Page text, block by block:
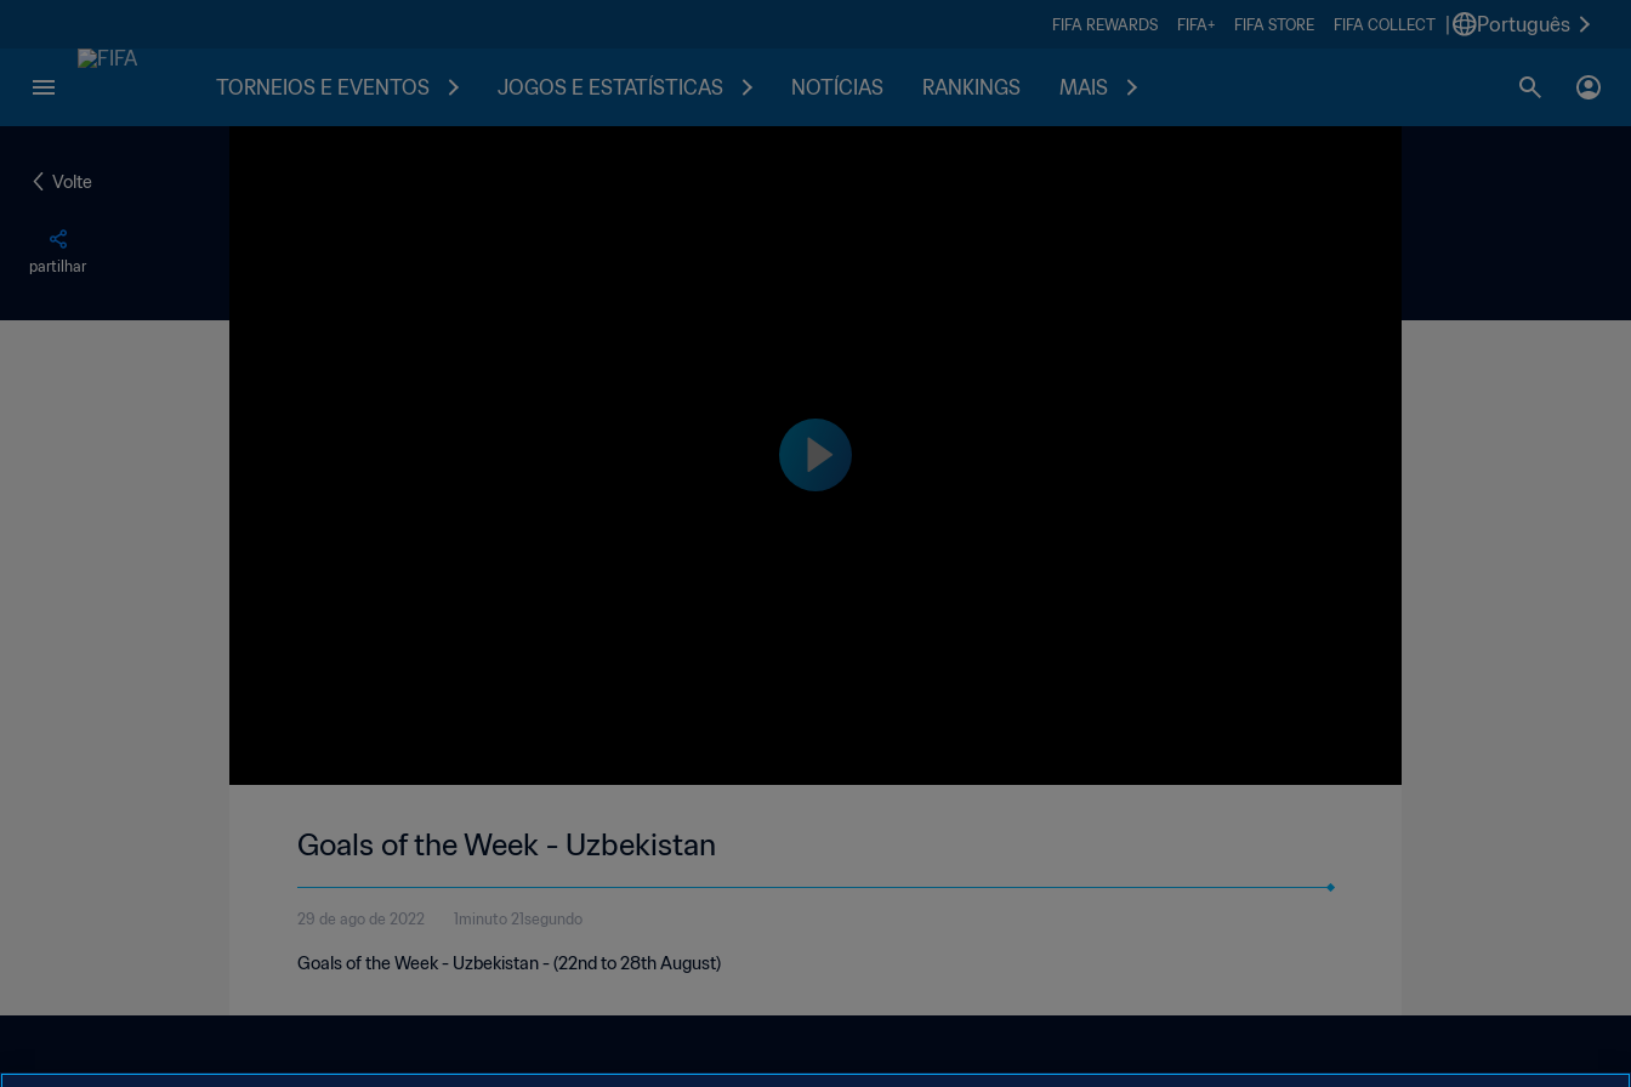
FIFA REWARDS FIFA+ FIFA STORE FIFA COLLECT Português
TORNEIOS E EVENTOS JOGOS E ESTATÍSTICAS NOTÍCIAS RANKINGS MAIS
Volte
partilhar
Goals of the Week - Uzbekistan
29 de ago de 2022 1minuto 21segundo
Goals of the Week - Uzbekistan - (22nd to 28th August)